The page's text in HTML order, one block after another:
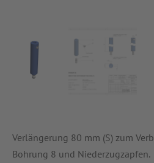
Verlängerung 80 mm (S) zum
Bohrung 8 und Niederzugzapfen.